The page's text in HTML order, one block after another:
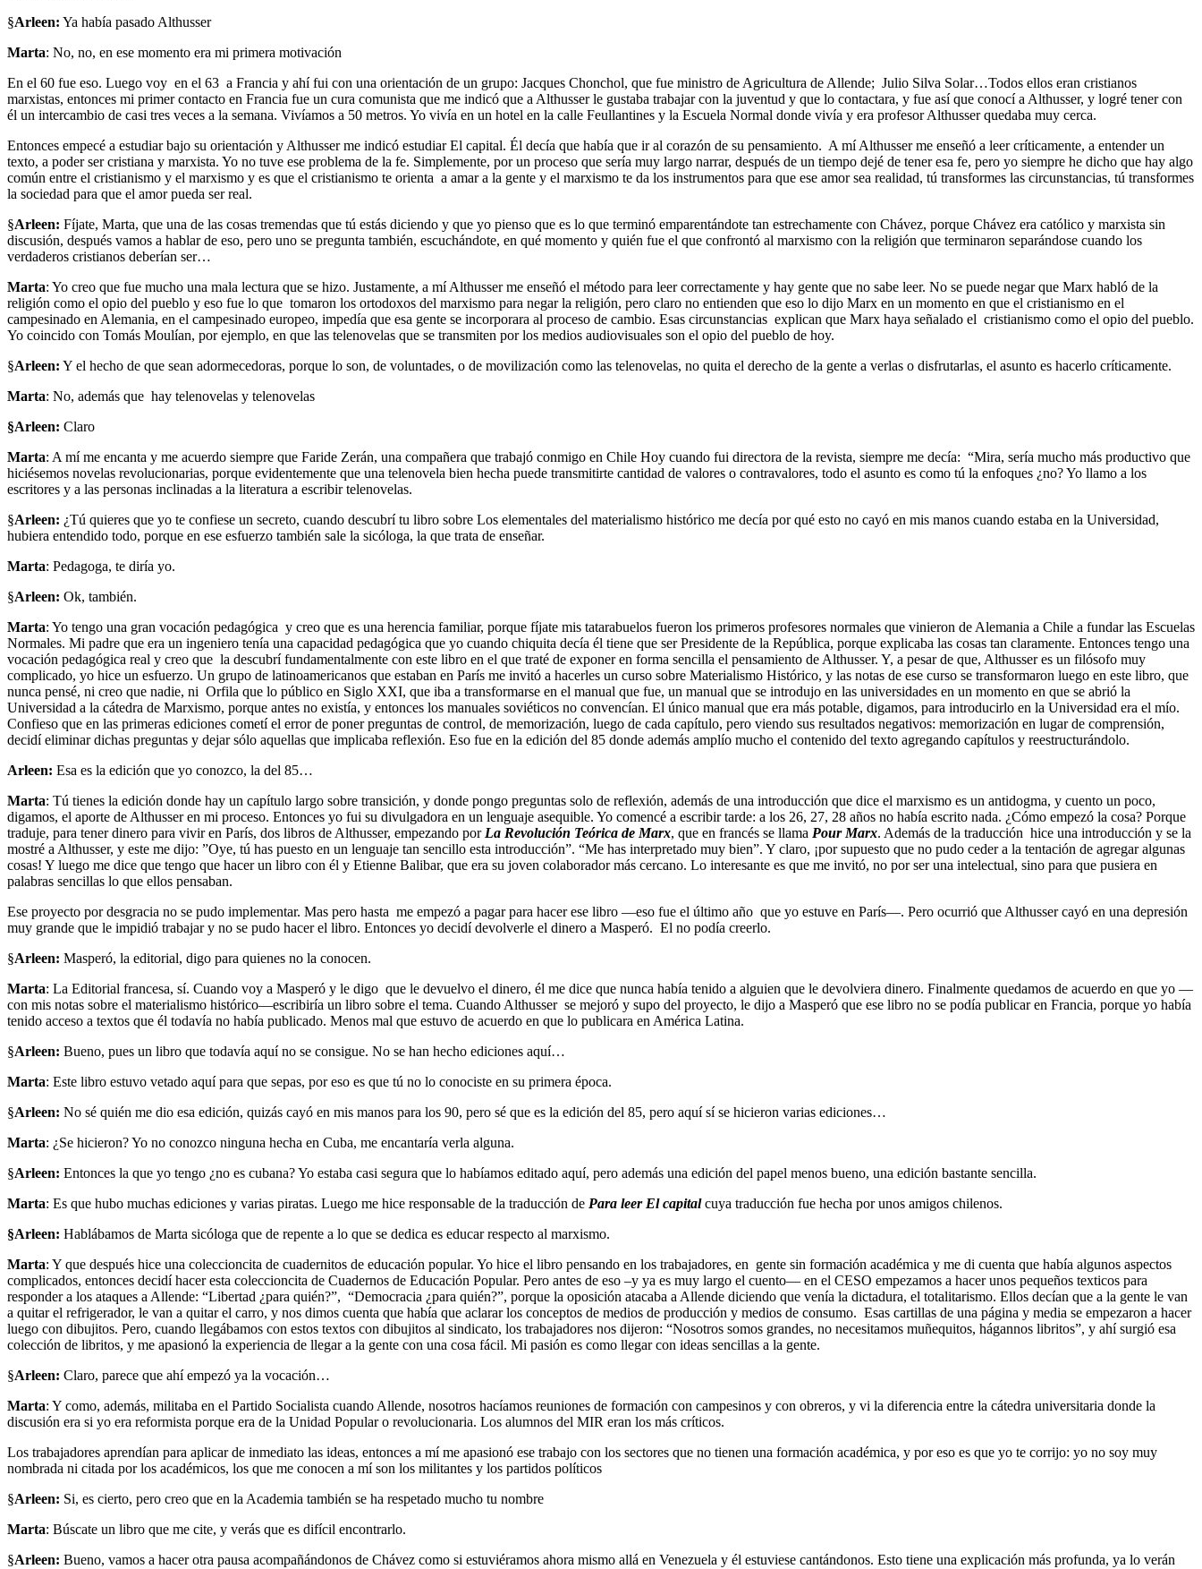
§Arleen: Ya había pasado Althusser
Marta: No, no, en ese momento era mi primera motivación
En el 60 fue eso. Luego voy en el 63 a Francia y ahí fui con una orientación de un grupo: Jacques Chonchol, que fue ministro de Agricultura de Allende; Julio Silva Solar…Todos ellos eran cristianos
marxistas, entonces mi primer contacto en Francia fue un cura comunista que me indicó que a Althusser le gustaba trabajar con la juventud y que lo contactara, y fue así que conocí a Althusser, y logré tener con
él un intercambio de casi tres veces a la semana. Vivíamos a 50 metros. Yo vivía en un hotel en la calle Feullantines y la Escuela Normal donde vivía y era profesor Althusser quedaba muy cerca.
Entonces empecé a estudiar bajo su orientación y Althusser me indicó estudiar El capital. Él decía que había que ir al corazón de su pensamiento. A mí Althusser me enseñó a leer críticamente, a entender un
texto, a poder ser cristiana y marxista. Yo no tuve ese problema de la fe. Simplemente, por un proceso que sería muy largo narrar, después de un tiempo dejé de tener esa fe, pero yo siempre he dicho que hay algo
común entre el cristianismo y el marxismo y es que el cristianismo te orienta a amar a la gente y el marxismo te da los instrumentos para que ese amor sea realidad, tú transformes las circunstancias, tú transformes
la sociedad para que el amor pueda ser real.
§Arleen: Fíjate, Marta, que una de las cosas tremendas que tú estás diciendo y que yo pienso que es lo que terminó emparentándote tan estrechamente con Chávez, porque Chávez era católico y marxista sin
discusión, después vamos a hablar de eso, pero uno se pregunta también, escuchándote, en qué momento y quién fue el que confrontó al marxismo con la religión que terminaron separándose cuando los
verdaderos cristianos deberían ser…
Marta: Yo creo que fue mucho una mala lectura que se hizo. Justamente, a mí Althusser me enseñó el método para leer correctamente y hay gente que no sabe leer. No se puede negar que Marx habló de la
religión como el opio del pueblo y eso fue lo que tomaron los ortodoxos del marxismo para negar la religión, pero claro no entienden que eso lo dijo Marx en un momento en que el cristianismo en el
campesinado en Alemania, en el campesinado europeo, impedía que esa gente se incorporara al proceso de cambio. Esas circunstancias explican que Marx haya señalado el cristianismo como el opio del pueblo.
Yo coincido con Tomás Moulían, por ejemplo, en que las telenovelas que se transmiten por los medios audiovisuales son el opio del pueblo de hoy.
§Arleen: Y el hecho de que sean adormecedoras, porque lo son, de voluntades, o de movilización como las telenovelas, no quita el derecho de la gente a verlas o disfrutarlas, el asunto es hacerlo críticamente.
Marta: No, además que hay telenovelas y telenovelas
§Arleen: Claro
Marta: A mí me encanta y me acuerdo siempre que Faride Zerán, una compañera que trabajó conmigo en Chile Hoy cuando fui directora de la revista, siempre me decía: “Mira, sería mucho más productivo que
hiciésemos novelas revolucionarias, porque evidentemente que una telenovela bien hecha puede transmitirte cantidad de valores o contravalores, todo el asunto es como tú la enfoques ¿no? Yo llamo a los
escritores y a las personas inclinadas a la literatura a escribir telenovelas.
§Arleen: ¿Tú quieres que yo te confiese un secreto, cuando descubrí tu libro sobre Los elementales del materialismo histórico me decía por qué esto no cayó en mis manos cuando estaba en la Universidad,
hubiera entendido todo, porque en ese esfuerzo también sale la sicóloga, la que trata de enseñar.
Marta: Pedagoga, te diría yo.
§Arleen: Ok, también.
Marta: Yo tengo una gran vocación pedagógica y creo que es una herencia familiar, porque fíjate mis tatarabuelos fueron los primeros profesores normales que vinieron de Alemania a Chile a fundar las Escuelas
Normales. Mi padre que era un ingeniero tenía una capacidad pedagógica que yo cuando chiquita decía él tiene que ser Presidente de la República, porque explicaba las cosas tan claramente. Entonces tengo una
vocación pedagógica real y creo que la descubrí fundamentalmente con este libro en el que traté de exponer en forma sencilla el pensamiento de Althusser. Y, a pesar de que, Althusser es un filósofo muy
complicado, yo hice un esfuerzo. Un grupo de latinoamericanos que estaban en París me invitó a hacerles un curso sobre Materialismo Histórico, y las notas de ese curso se transformaron luego en este libro, que
nunca pensé, ni creo que nadie, ni Orfila que lo público en Siglo XXI, que iba a transformarse en el manual que fue, un manual que se introdujo en las universidades en un momento en que se abrió la
Universidad a la cátedra de Marxismo, porque antes no existía, y entonces los manuales soviéticos no convencían. El único manual que era más potable, digamos, para introducirlo en la Universidad era el mío.
Confieso que en las primeras ediciones cometí el error de poner preguntas de control, de memorización, luego de cada capítulo, pero viendo sus resultados negativos: memorización en lugar de comprensión,
decidí eliminar dichas preguntas y dejar sólo aquellas que implicaba reflexión. Eso fue en la edición del 85 donde además amplío mucho el contenido del texto agregando capítulos y reestructurándolo.
Arleen: Esa es la edición que yo conozco, la del 85…
Marta: Tú tienes la edición donde hay un capítulo largo sobre transición, y donde pongo preguntas solo de reflexión, además de una introducción que dice el marxismo es un antidogma, y cuento un poco,
digamos, el aporte de Althusser en mi proceso. Entonces yo fui su divulgadora en un lenguaje asequible. Yo comencé a escribir tarde: a los 26, 27, 28 años no había escrito nada. ¿Cómo empezó la cosa? Porque
traduje, para tener dinero para vivir en París, dos libros de Althusser, empezando por La Revolución Teórica de Marx, que en francés se llama Pour Marx. Además de la traducción hice una introducción y se la
mostré a Althusser, y este me dijo: ”Oye, tú has puesto en un lenguaje tan sencillo esta introducción”. “Me has interpretado muy bien”. Y claro, ¡por supuesto que no pudo ceder a la tentación de agregar algunas
cosas! Y luego me dice que tengo que hacer un libro con él y Etienne Balibar, que era su joven colaborador más cercano. Lo interesante es que me invitó, no por ser una intelectual, sino para que pusiera en
palabras sencillas lo que ellos pensaban.
Ese proyecto por desgracia no se pudo implementar. Mas pero hasta me empezó a pagar para hacer ese libro —eso fue el último año que yo estuve en París—. Pero ocurrió que Althusser cayó en una depresión
muy grande que le impidió trabajar y no se pudo hacer el libro. Entonces yo decidí devolverle el dinero a Masperó. El no podía creerlo.
§Arleen: Masperó, la editorial, digo para quienes no la conocen.
Marta: La Editorial francesa, sí. Cuando voy a Masperó y le digo que le devuelvo el dinero, él me dice que nunca había tenido a alguien que le devolviera dinero. Finalmente quedamos de acuerdo en que yo —
con mis notas sobre el materialismo histórico—escribiría un libro sobre el tema. Cuando Althusser se mejoró y supo del proyecto, le dijo a Masperó que ese libro no se podía publicar en Francia, porque yo había
tenido acceso a textos que él todavía no había publicado. Menos mal que estuvo de acuerdo en que lo publicara en América Latina.
§Arleen: Bueno, pues un libro que todavía aquí no se consigue. No se han hecho ediciones aquí…
Marta: Este libro estuvo vetado aquí para que sepas, por eso es que tú no lo conociste en su primera época.
§Arleen: No sé quién me dio esa edición, quizás cayó en mis manos para los 90, pero sé que es la edición del 85, pero aquí sí se hicieron varias ediciones…
Marta: ¿Se hicieron? Yo no conozco ninguna hecha en Cuba, me encantaría verla alguna.
§Arleen: Entonces la que yo tengo ¿no es cubana? Yo estaba casi segura que lo habíamos editado aquí, pero además una edición del papel menos bueno, una edición bastante sencilla.
Marta: Es que hubo muchas ediciones y varias piratas. Luego me hice responsable de la traducción de Para leer El capitalcuya traducción fue hecha por unos amigos chilenos.
§Arleen: Hablábamos de Marta sicóloga que de repente a lo que se dedica es educar respecto al marxismo.
Marta: Y que después hice una coleccioncita de cuadernitos de educación popular. Yo hice el libro pensando en los trabajadores, en gente sin formación académica y me di cuenta que había algunos aspectos
complicados, entonces decidí hacer esta coleccioncita de Cuadernos de Educación Popular. Pero antes de eso –y ya es muy largo el cuento— en el CESO empezamos a hacer unos pequeños texticos para
responder a los ataques a Allende: “Libertad ¿para quién?”, “Democracia ¿para quién?”, porque la oposición atacaba a Allende diciendo que venía la dictadura, el totalitarismo. Ellos decían que a la gente le van
a quitar el refrigerador, le van a quitar el carro, y nos dimos cuenta que había que aclarar los conceptos de medios de producción y medios de consumo. Esas cartillas de una página y media se empezaron a hacer
luego con dibujitos. Pero, cuando llegábamos con estos textos con dibujitos al sindicato, los trabajadores nos dijeron: “Nosotros somos grandes, no necesitamos muñequitos, hágannos libritos”, y ahí surgió esa
colección de libritos, y me apasionó la experiencia de llegar a la gente con una cosa fácil. Mi pasión es como llegar con ideas sencillas a la gente.
§Arleen: Claro, parece que ahí empezó ya la vocación…
Marta: Y como, además, militaba en el Partido Socialista cuando Allende, nosotros hacíamos reuniones de formación con campesinos y con obreros, y vi la diferencia entre la cátedra universitaria donde la
discusión era si yo era reformista porque era de la Unidad Popular o revolucionaria. Los alumnos del MIR eran los más críticos.
Los trabajadores aprendían para aplicar de inmediato las ideas, entonces a mí me apasionó ese trabajo con los sectores que no tienen una formación académica, y por eso es que yo te corrijo: yo no soy muy
nombrada ni citada por los académicos, los que me conocen a mí son los militantes y los partidos políticos
§Arleen: Si, es cierto, pero creo que en la Academia también se ha respetado mucho tu nombre
Marta: Búscate un libro que me cite, y verás que es difícil encontrarlo.
§Arleen: Bueno, vamos a hacer otra pausa acompañándonos de Chávez como si estuviéramos ahora mismo allá en Venezuela y él estuviese cantándonos. Esto tiene una explicación más profunda, ya lo verán